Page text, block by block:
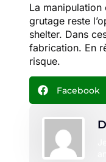
La
grutage reste
shelter. Dans
fabrication. En
risque.
Facebook